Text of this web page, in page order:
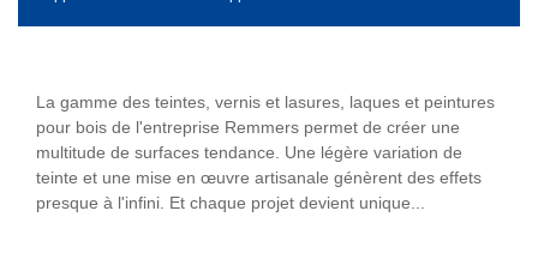
La gamme des teintes, vernis et lasures, laques et peintures
pour bois de l'entreprise Remmers permet de créer une
multitude de surfaces tendance. Une légère variation de
teinte et une mise en œuvre artisanale génèrent des effets
presque à l'infini. Et chaque projet devient unique...